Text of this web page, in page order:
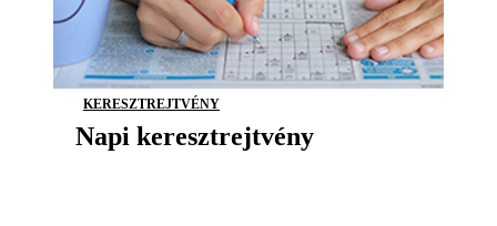
KERESZTREJTVÉNY
Napi keresztrejtvény